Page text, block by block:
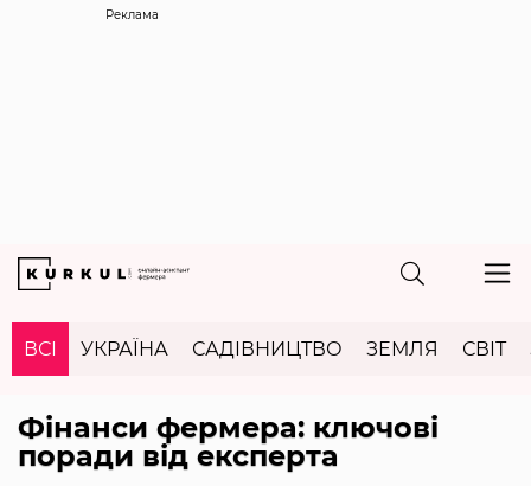
Реклама
ВСІ УКРАЇНА САДІВНИЦТВО ЗЕМЛЯ СВІТ
Фінанси фермера: ключові
поради від експерта